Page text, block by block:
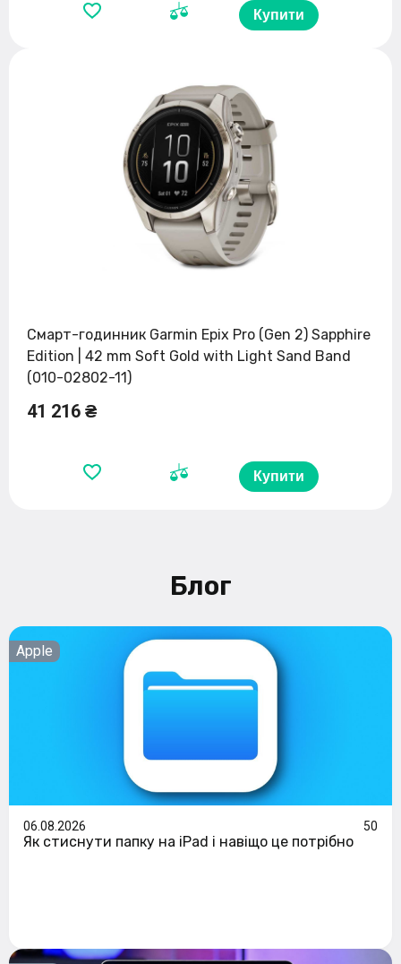
Купити
Смарт-годинник Garmin Epix Pro (Gen 2) Sapphire
Edition | 42 mm Soft Gold with Light Sand Band
(010-02802-11)
41 216 ₴
Купити
Блог
Apple
06.08.2026 50
Як стиснути папку на iPad і навіщо це потрібно